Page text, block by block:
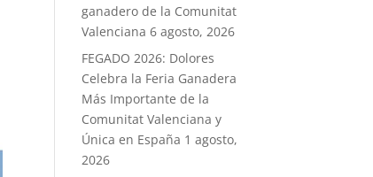
ganadero de la Comunitat
Valenciana 6 agosto, 2026
FEGADO 2026: Dolores
Celebra la Feria Ganadera
Más Importante de la
Comunitat Valenciana y
Única en España 1 agosto,
2026